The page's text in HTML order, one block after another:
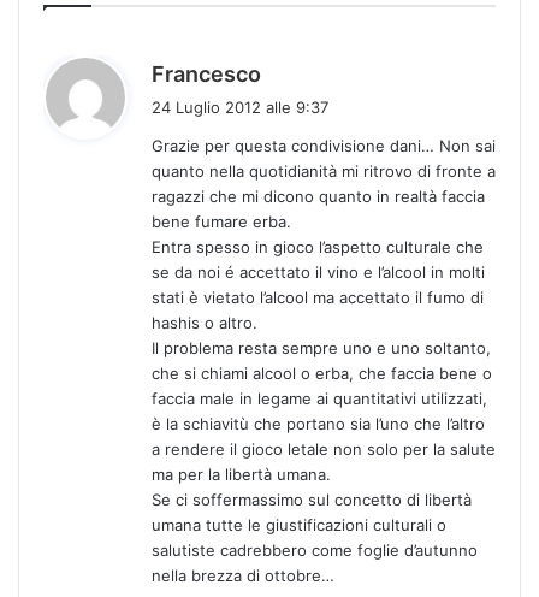
Francesco
e
t
t
24 Luglio 2012 alle 9:37
Grazie per questa condivisione dani… Non sai
quanto nella quotidianità mi ritrovo di fronte a
ragazzi che mi dicono quanto in realtà faccia
bene fumare erba.
Entra spesso in gioco l’aspetto culturale che
se da noi é accettato il vino e l’alcool in molti
stati è vietato l’alcool ma accettato il fumo di
hashis o altro.
Il problema resta sempre uno e uno soltanto,
che si chiami alcool o erba, che faccia bene o
faccia male in legame ai quantitativi utilizzati,
è la schiavitù che portano sia l’uno che l’altro
a rendere il gioco letale non solo per la salute
ma per la libertà umana.
Se ci soffermassimo sul concetto di libertà
umana tutte le giustificazioni culturali o
salutiste cadrebbero come foglie d’autunno
nella brezza di ottobre…